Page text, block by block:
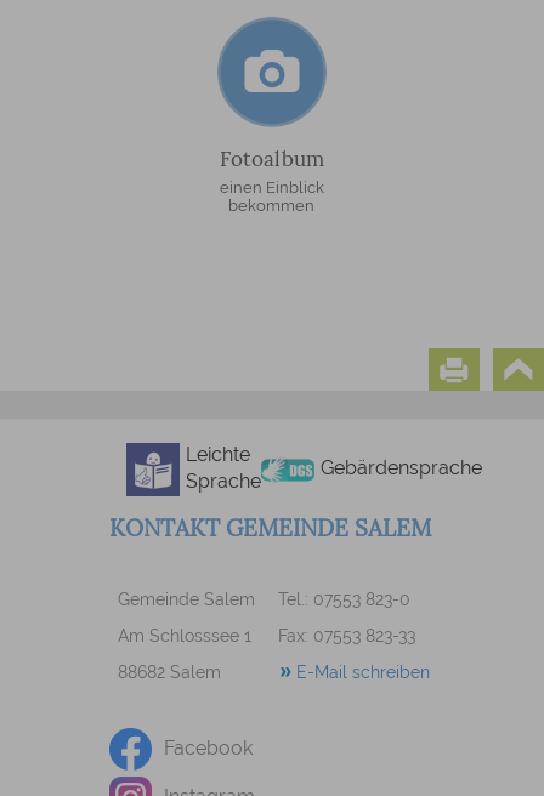
Fotoalbum
einen Einblick
bekommen
Leichte
Sprache
Gebärdensprache
KONTAKT GEMEINDE SALEM
Gemeinde Salem
Tel.: 07553 823-0
Am Schlosssee 1
Fax: 07553 823-33
88682 Salem
E-Mail schreiben
Facebook